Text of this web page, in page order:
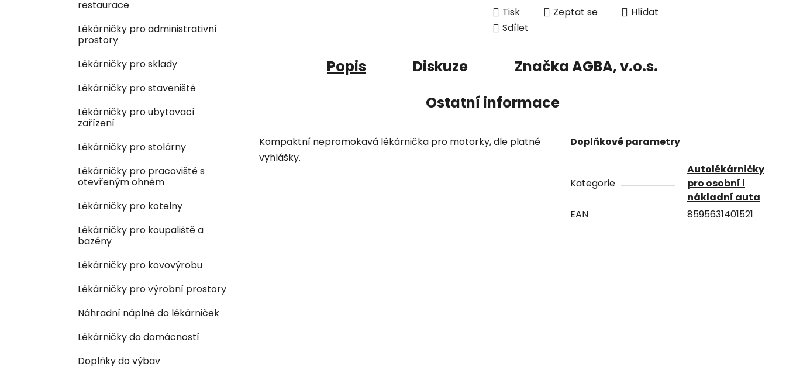
restaurace
Lékárničky pro administrativní
prostory
Lékárničky pro sklady
Lékárničky pro staveniště
Lékárničky pro ubytovací
zařízení
Lékárničky pro stolárny
Lékárničky pro pracoviště s
otevřeným ohněm
Lékárničky pro kotelny
Lékárničky pro koupaliště a
bazény
Lékárničky pro kovovýrobu
Lékárničky pro výrobní prostory
Náhradní náplně do lékárniček
Lékárničky do domácností
Doplňky do výbav
Tisk Zeptat se
Hlídat
Sdílet
Popis Diskuze ZnačkaAGBA, v.o.s.
Ostatní informace
Kompaktní nepromokavá lékárnička pro motorky, dle platné
vyhlášky.
Doplňkové parametry
Kategorie
Autolékárničky
pro osobní i
nákladní auta
EAN
8595631401521